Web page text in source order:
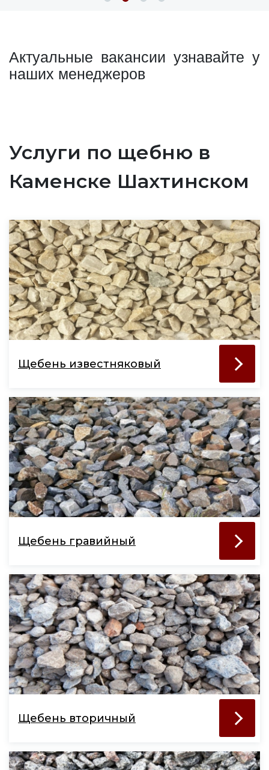
Актуальные вакансии узнавайте у
наших менеджеров
Услуги по щебню в
Каменске Шахтинском
Щебень известняковый
Щебень гравийный
Щебень вторичный